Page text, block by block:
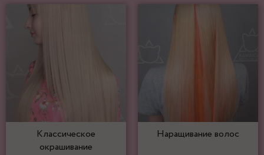
Классическое
окрашивание
Наращивание волос